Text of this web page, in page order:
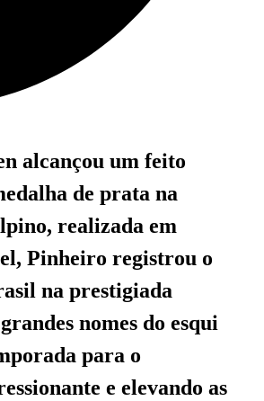
alcançou um feito
de prata na
realizada em
Pinheiro registrou o
na prestigiada
nomes do esqui
para o
e elevando as